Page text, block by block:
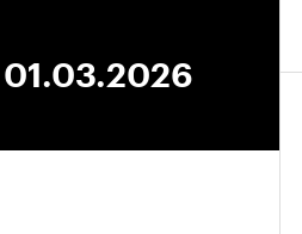
01.03.2026